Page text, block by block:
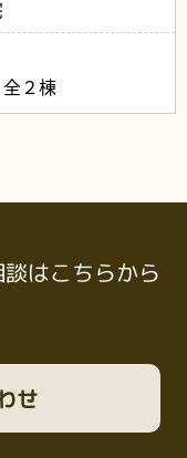
２棟
はこちらから
せ